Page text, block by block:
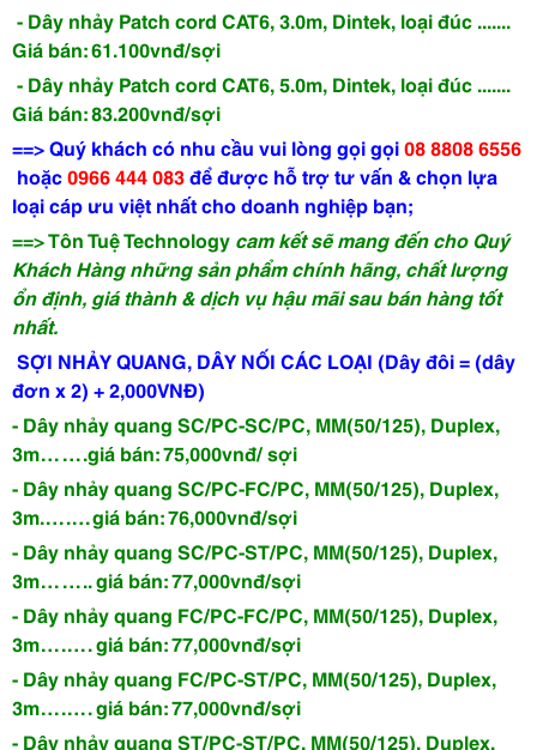
- Dây nhảy Patch cord CAT6, 3.0m, Dintek, loại đúc .......
Giá bán: 61.100vnđ/sợi
- Dây nhảy Patch cord CAT6, 5.0m, Dintek, loại đúc .......
Giá bán: 83.200vnđ/sợi
==> Quý khách có nhu cầu vui lòng gọigọi08 8808 6556
hoặc0966 444 083để được hỗ trợ tư vấn & chọn lựa
loại cáp ưu việt nhất cho doanh nghiệp bạn;
==> Tôn Tuệ Technology cam kết sẽ mang đến cho Quý
Khách Hàng những sản phẩm chính hãng, chất lượng
ổn định, giá thành & dịch vụ hậu mãi sau bán hàng tốt
nhất.
SỢI NHẢY QUANG, DÂY NỐI CÁC LOẠI (Dây đôi = (dây
đơn x 2) + 2,000VNĐ)
- Dây nhảy quang SC/PC-SC/PC, MM(50/125), Duplex,
3m…….giá bán: 75,000vnđ/ sợi
- Dây nhảy quang SC/PC-FC/PC, MM(50/125), Duplex,
3m.….…giá bán: 76,000vnđ/sợi
- Dây nhảy quang SC/PC-ST/PC, MM(50/125), Duplex,
3m…….. giá bán: 77,000vnđ/sợi
- Dây nhảy quang FC/PC-FC/PC, MM(50/125), Duplex,
3m….…. giá bán: 77,000vnđ/sợi
- Dây nhảy quang FC/PC-ST/PC, MM(50/125), Duplex,
3m….…. giá bán: 77,000vnđ/sợi
- Dây nhảy quang ST/PC-ST/PC, MM(50/125), Duplex,